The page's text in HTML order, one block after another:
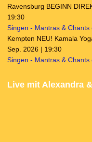
Ravensburg BEGINN
19:30
Singen - Mantras & Chants
Kempten NEU! Kamala
Sep. 2026 | 19:30
Singen - Mantras &
Live mit Alexandra